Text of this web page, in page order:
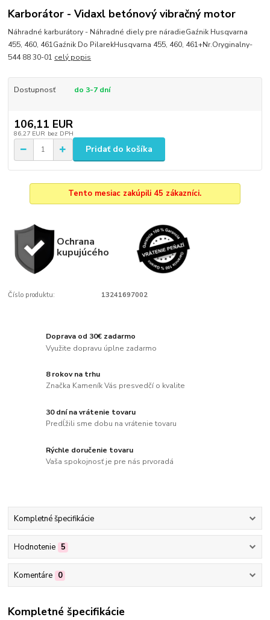
Karborátor - Vidaxl betónový vibračný motor
Náhradné karburátory - Náhradné diely pre náradieGaźnik Husqvarna
455, 460, 461Gaźnik Do PilarekHusqvarna 455, 460, 461+Nr.Oryginalny-
544 88 30-01 celý popis
Dostupnosť do 3-7 dní
106,11 EUR
86,27 EUR bez DPH
Pridať do košíka
Tento mesiac zakúpili 45 zákazníci.
Ochrana
kupujúcého
Číslo produktu: 13241697002
Doprava od 30€ zadarmo
Využite dopravu úplne zadarmo
8 rokov na trhu
Značka Kameník Vás presvedčí o kvalite
30 dní na vrátenie tovaru
Predĺžili sme dobu na vrátenie tovaru
Rýchle doručenie tovaru
Vaša spokojnosť je pre nás prvoradá
Kompletné špecifikácie
Hodnotenie 5
Komentáre 0
Kompletné špecifikácie